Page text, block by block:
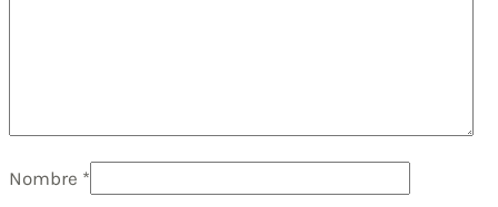
Nombre *